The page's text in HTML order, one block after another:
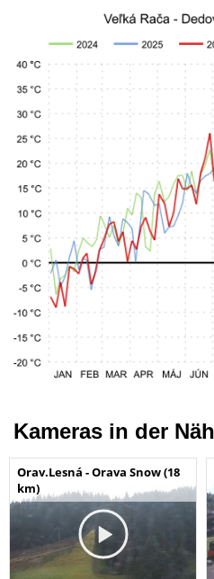
Kameras in der
Orav.Lesná - Orava Snow (18
km)